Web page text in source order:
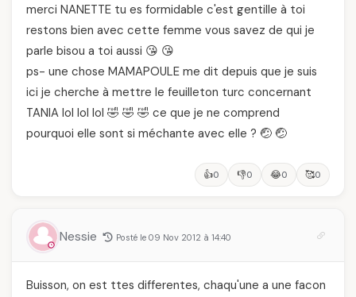
merci NANETTE tu es formidable c'est gentille à toi
restons bien avec cette femme vous savez de qui je
parle bisou a toi aussi 😘 😘
ps- une chose MAMAPOULE me dit depuis que je suis
ici je cherche à mettre le feuilleton turc concernant
TANIA lol lol lol 🤣 🤣 🤣 ce que je ne comprend
pourquoi elle sont si méchante avec elle ? 🤕 🤕
👍0 👎0 😂0 🥰0
Nessie Posté le 09 Nov 2012 à 14:40
Buisson, on est ttes differentes, chaqu'une a une facon